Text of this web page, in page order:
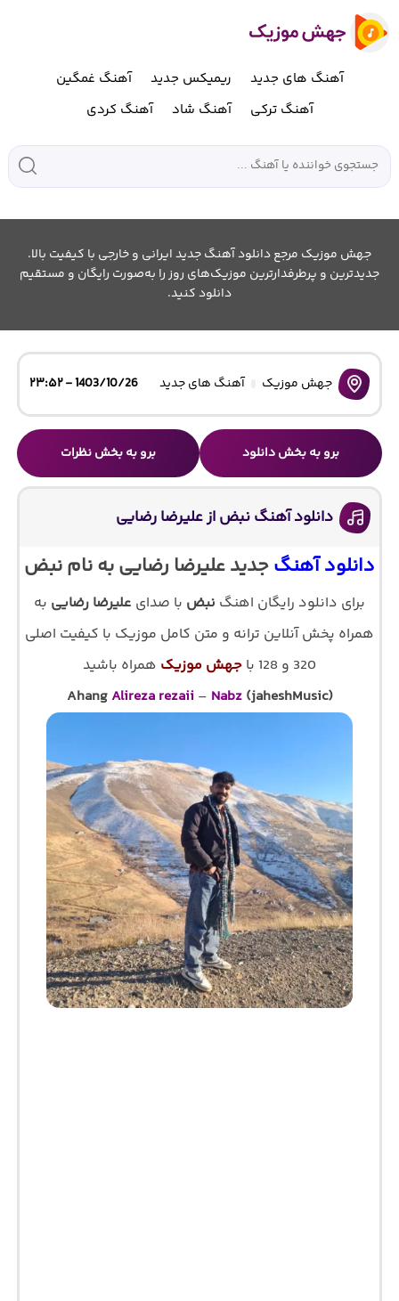
آهنگ های جدید ریمیکس جدید
آهنگ غمگین
آهنگ ترکی
آهنگ شاد آهنگ کردی
جهش موزیک مرجع دانلود آهنگ جدید ایرانی و خارجی با کیفیت بالا.
جدیدترین و پرطرفدارترین موزیک‌های روز را به‌صورت رایگان و مستقیم
دانلود کنید.
جهش موزیک آهنگ های جدید 1403/10/26 - ۲۳:۵۲
برو به بخش دانلود برو به بخش نظرات
دانلود آهنگ نبض از علیرضا رضایی
دانلود آهنگجدید علیرضا رضایی به نام نبض
برای دانلود رایگان اهنگ نبض با صدای علیرضا رضایی به
همراه پخش آنلاین ترانه و متن کامل موزیک با کیفیت اصلی
320 و 128 با
جهش موزیک همراه باشید
Ahang Alireza rezaii – Nabz(jaheshMusic)